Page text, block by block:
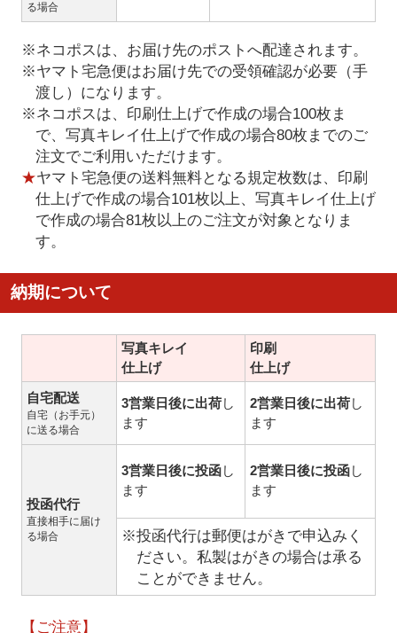
る場合
※ネコポスは、お届け先のポストへ配達されます。
※ヤマト宅急便はお届け先での受領確認が必要（手
渡し）になります。
※ネコポスは、印刷仕上げで作成の場合100枚ま
で、写真キレイ仕上げで作成の場合80枚までのご
注文でご利用いただけます。
★ヤマト宅急便の送料無料となる規定枚数は、印刷
仕上げで作成の場合101枚以上、写真キレイ仕上げ
で作成の場合81枚以上のご注文が対象となりま
す。
納期について
写真キレイ
仕上げ
印刷
仕上げ
自宅配送
自宅（お手元）
に送る場合
3営業日後に出荷し
ます
2営業日後に出荷し
ます
投函代行
直接相手に届け
る場合
3営業日後に投函し
ます
2営業日後に投函し
ます
※投函代行は郵便はがきで申込みく
ださい。私製はがきの場合は承る
ことができません。
【ご注意】